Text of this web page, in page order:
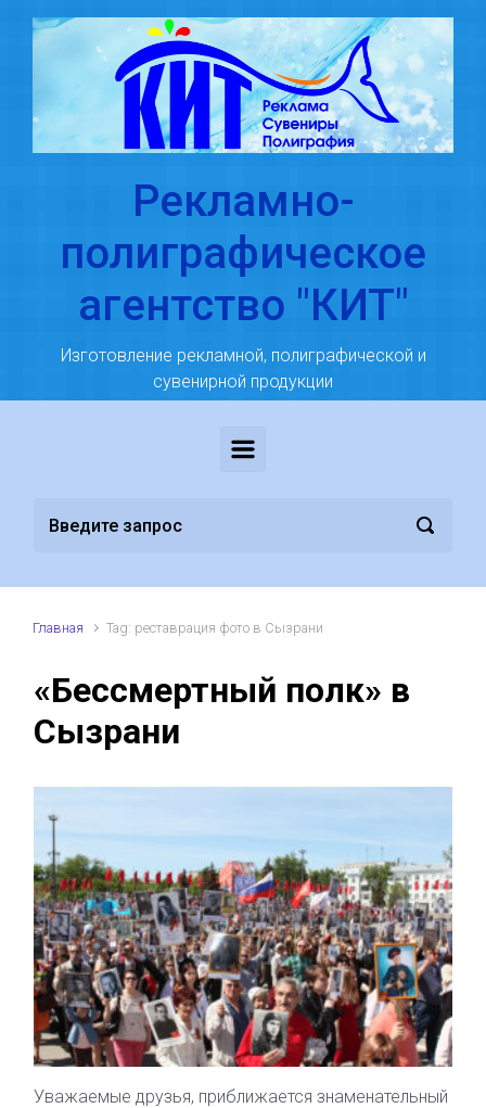
Skip to main content
Рекламно-
полиграфическое
агентство "КИТ"
Изготовление рекламной, полиграфической и
сувенирной продукции
Главная Tag: реставрация фото в Сызрани
«Бессмертный полк» в
Сызрани
Уважаемые друзья, приближается знаменательный